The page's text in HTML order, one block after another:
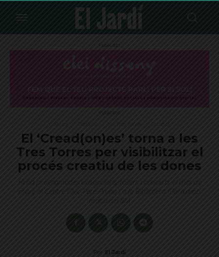
Publicitat
Publicitat
El ‘Cread(on)es’ torna a les
Tres Torres per visibilitzar el
procés creatiu de les dones
Hi ha programades exposicions, tallers i concerts el mes de
març al Centre Cívic Pere Pruna i a la Biblioteca Clarà,amb
motiu del 8M
Per El Jardí